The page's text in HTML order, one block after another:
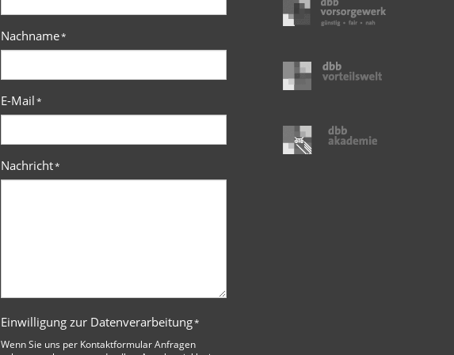
Nachname*
E-Mail*
Nachricht*
Einwilligung zur Datenverarbeitung*
Wenn Sie uns per Kontaktformular Anfragen